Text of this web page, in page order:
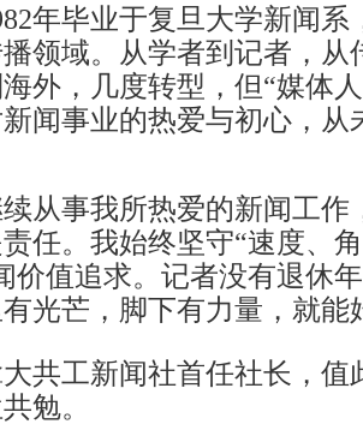
年毕业于复旦大学新闻
领域。从学者到记者，从
外，几度转型，但“媒体
闻事业的热爱与初心，从
从事我所热爱的新闻工作
任。我始终坚守“速度、
价值追求。记者没有退休
光芒，脚下有力量，就能
共工新闻社首任社长，值
勉。